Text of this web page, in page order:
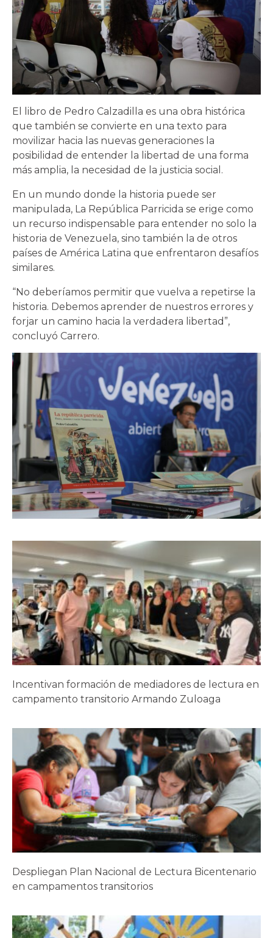
El libro de Pedro Calzadilla es una obra histórica
que también se convierte en una texto para
movilizar hacia las nuevas generaciones la
posibilidad de entender la libertad de una forma
más amplia, la necesidad de la justicia social.
En un mundo donde la historia puede ser
manipulada, La República Parricida se erige como
un recurso indispensable para entender no solo la
historia de Venezuela, sino también la de otros
países de América Latina que enfrentaron desafíos
similares.
“No deberíamos permitir que vuelva a repetirse la
historia. Debemos aprender de nuestros errores y
forjar un camino hacia la verdadera libertad”,
concluyó Carrero.
Incentivan formación de mediadores de lectura en
campamento transitorio Armando Zuloaga
Despliegan Plan Nacional de Lectura Bicentenario
en campamentos transitorios